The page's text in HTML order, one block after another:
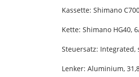
Kassette: Shimano
Kette: Shimano HG40,
Steuersatz:
Lenker: Aluminium,